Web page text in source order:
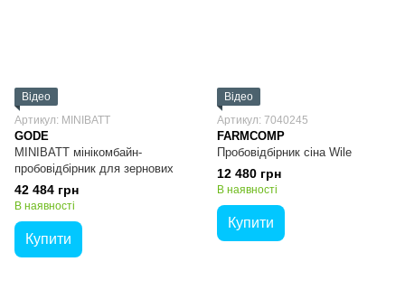
Відео
Артикул: MINIBATT
GODE
MINIBATT мінікомбайн-
пробовідбірник для зернових
42 484 грн
В наявності
Купити
Відео
Артикул: 7040245
FARMCOMP
Пробовідбірник сіна Wile
12 480 грн
В наявності
Купити